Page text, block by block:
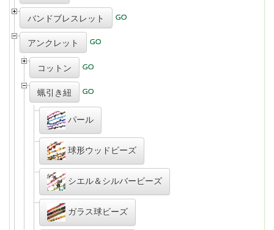
バンドブレスレット
アンクレット
コットン
蝋引き紐
パール
球形ウッドビーズ
シエル＆シルバービーズ
ガラス球ビーズ